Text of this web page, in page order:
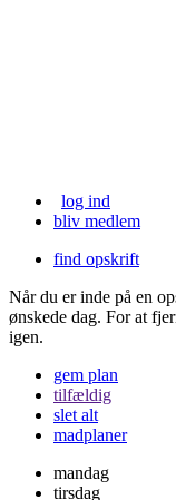
log ind
bliv medlem
find opskrift
Når du er inde på en
ønskede dag. For at
igen.
gem plan
tilfældig
slet alt
madplaner
mandag
tirsdag